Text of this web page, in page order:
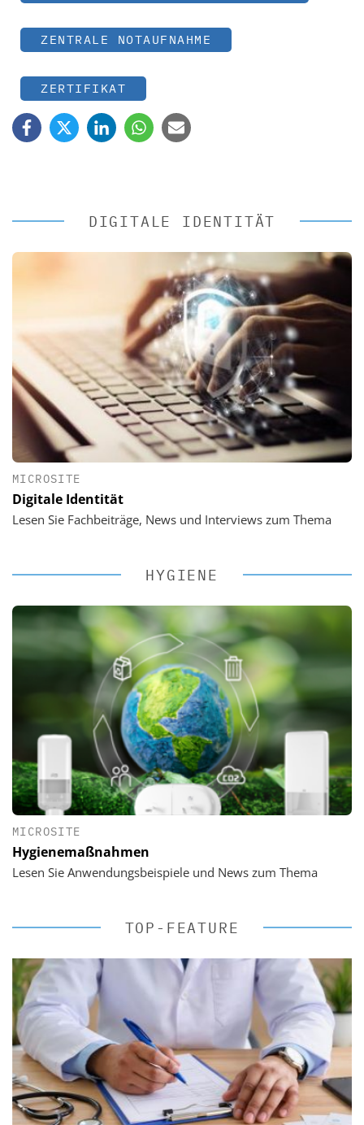
ZENTRALE NOTAUFNAHME
ZERTIFIKAT
DIGITALE IDENTITÄT
MICROSITE
Digitale Identität
Lesen Sie Fachbeiträge, News und Interviews zum Thema
HYGIENE
MICROSITE
Hygienemaßnahmen
Lesen Sie Anwendungsbeispiele und News zum Thema
TOP-FEATURE